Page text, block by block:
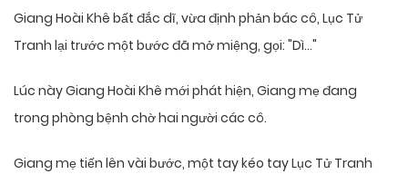
Giang Hoài Khê bất đắc dĩ, vừa định phản bác cô, Lục Tử
Tranh lại trước một bước đã mở miệng, gọi: "Dì…"
Lúc này Giang Hoài Khê mới phát hiện, Giang mẹ đang
trong phòng bệnh chờ hai người các cô.
Giang mẹ tiến lên vài bước, một tay kéo tay Lục Tử Tranh